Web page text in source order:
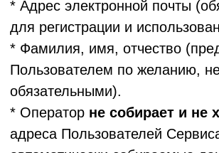
данные паспорта или иного
удостоверяющего личность документа;
сведения об участии в управлении
хозяйствующим субъектом (за исключением
жилищного, жилищно-строительного,
гаражного кооперативов, садоводческого,
огороднического, дачного потребительских
кооперативов, товарищества собственников
недвижимости и профсоюза,
зарегистрированного в установленном